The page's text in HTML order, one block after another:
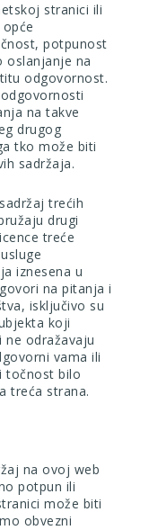
stranici ili
potpunost
oslanjanje na
odgovornost.
na takve
drugog
tko može biti
sadržaja.
trećih
drugi
treće
iznesena u
na pitanja i
isključivo su
koji
odražavaju
vama ili
točnost bilo
treća strana.
na ovoj web
potpun ili
može biti
obvezni